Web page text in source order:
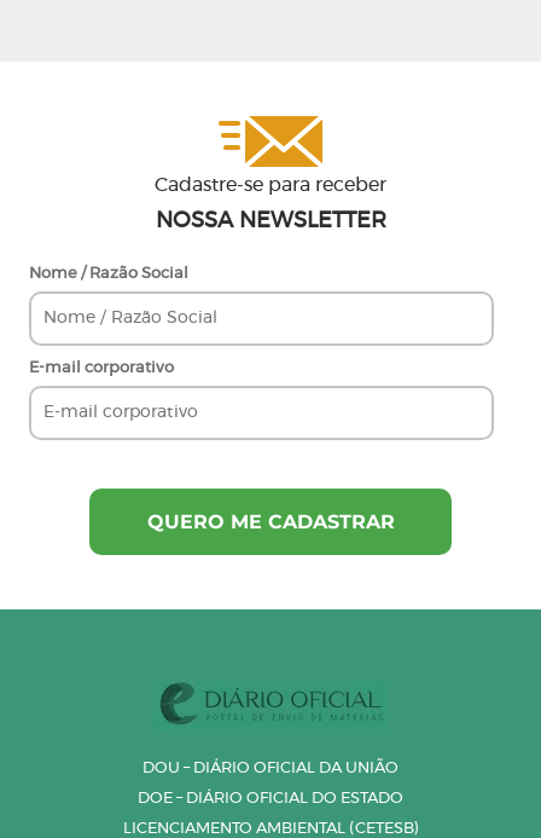
Cadastre-se para receber
NOSSA NEWSLETTER
Nome / Razão Social
E-mail corporativo
DOU – DIÁRIO OFICIAL DA UNIÃO
DOE – DIÁRIO OFICIAL DO ESTADO
LICENCIAMENTO AMBIENTAL (CETESB)